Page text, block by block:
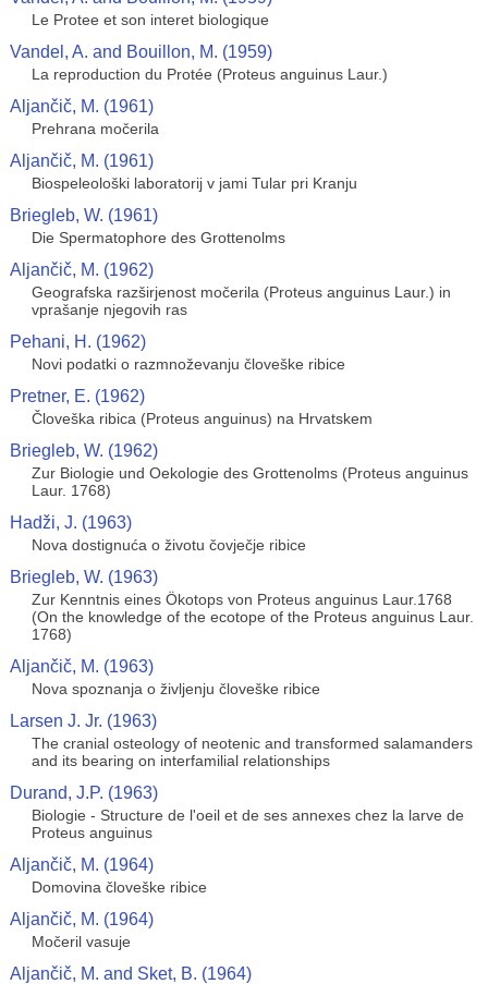
Le Protee et son interet biologique
Vandel, A. and Bouillon, M. (1959)
La reproduction du Protée (Proteus anguinus Laur.)
Aljančič, M. (1961)
Prehrana močerila
Aljančič, M. (1961)
Biospeleološki laboratorij v jami Tular pri Kranju
Briegleb, W. (1961)
Die Spermatophore des Grottenolms
Aljančič, M. (1962)
Geografska razširjenost močerila (Proteus anguinus Laur.) in
vprašanje njegovih ras
Pehani, H. (1962)
Novi podatki o razmnoževanju človeške ribice
Pretner, E. (1962)
Človeška ribica (Proteus anguinus) na Hrvatskem
Briegleb, W. (1962)
Zur Biologie und Oekologie des Grottenolms (Proteus anguinus
Laur. 1768)
Hadži, J. (1963)
Nova dostignuća o životu čovječje ribice
Briegleb, W. (1963)
Zur Kenntnis eines Ökotops von Proteus anguinus Laur.1768
(On the knowledge of the ecotope of the Proteus anguinus Laur.
1768)
Aljančič, M. (1963)
Nova spoznanja o življenju človeške ribice
Larsen J. Jr. (1963)
The cranial osteology of neotenic and transformed salamanders
and its bearing on interfamilial relationships
Durand, J.P. (1963)
Biologie - Structure de l'oeil et de ses annexes chez la larve de
Proteus anguinus
Aljančič, M. (1964)
Domovina človeške ribice
Aljančič, M. (1964)
Močeril vasuje
Aljančič, M. and Sket, B. (1964)